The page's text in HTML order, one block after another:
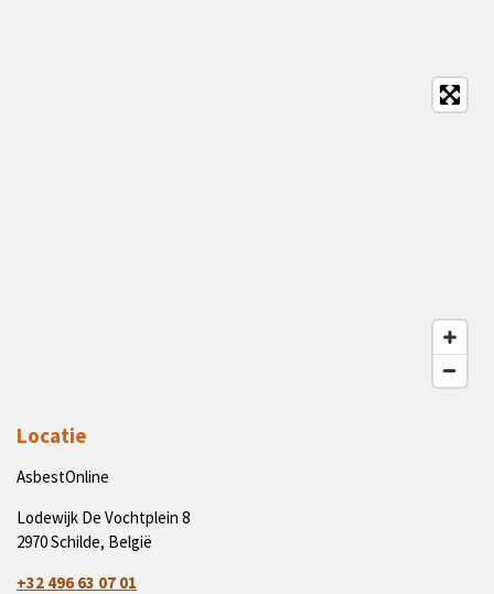
Locatie
AsbestOnline
Lodewijk De Vochtplein 8
2970 Schilde, België
+32 496 63 07 01